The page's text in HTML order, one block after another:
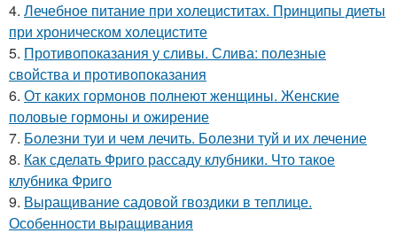
4. Лечебное питание при холециститах. Принципы диеты
при хроническом холецистите
5. Противопоказания у сливы. Слива: полезные
свойства и противопоказания
6. От каких гормонов полнеют женщины. Женские
половые гормоны и ожирение
7. Болезни туи и чем лечить. Болезни туй и их лечение
8. Как сделать Фриго рассаду клубники. Что такое
клубника Фриго
9. Выращивание садовой гвоздики в теплице.
Особенности выращивания